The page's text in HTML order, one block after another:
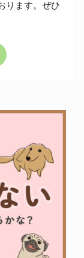
ります。ぜひ